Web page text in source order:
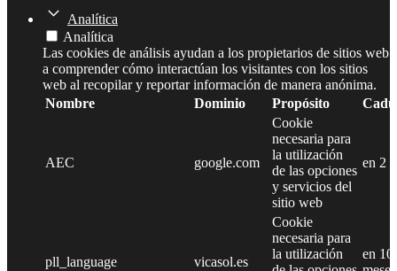
Analítica
Analítica
Las cookies de análisis ayudan a los propietarios de sitios web
a comprender cómo interactúan los visitantes con los sitios
web al recopilar y reportar información de manera anónima.
Nombre
Dominio Propósito
AEC google.com
Cookie
necesaria para
la utilización
de las opciones
y servicios del
sitio web
en 2
pll_language vicasol.es
Cookie
necesaria para
la utilización
en 10